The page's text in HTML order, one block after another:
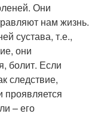
Они
нам жизнь.
сустава, т.е.,
они
болит. Если
следствие,
проявляется
– его